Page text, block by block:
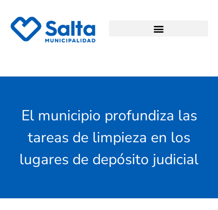
El municipio profundiza las
tareas de limpieza en los
lugares de depósito judicial